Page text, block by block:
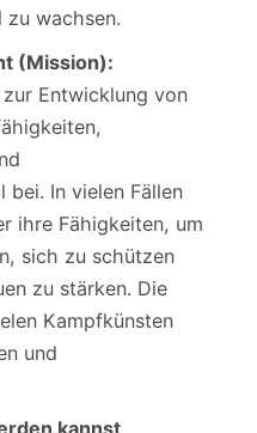
zu wachsen.
(Mission):
Entwicklung von
bei. In vielen Fällen
ihre Fähigkeiten, um
sich zu schützen
zu stärken. Die
Kampfkünsten
und
kannst